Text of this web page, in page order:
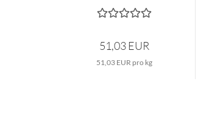
51,03 EUR
51,03 EUR pro kg